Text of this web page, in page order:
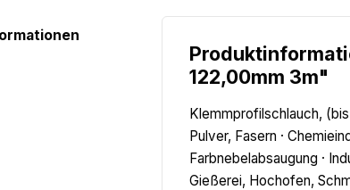
122,00mm 3m"
Klemmprofilschlauch,
Pulver, Fasern ·
Farbnebelabsaugung ·
Gießerei, Hochofen,